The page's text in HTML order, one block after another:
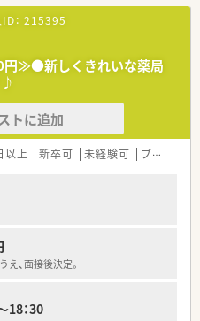
いて】
緒に薬局を創り上げていく仲間を
想いをお持ちの方を心よりお待
、未経験やブランクのある方も歓
からの処方箋を中心とした調剤
、薬歴の管理なども担当していた
ながら、在宅医療にも関わってい
切にしながら、専門性を高めてい
： 215395
円≫●新しくきれいな薬局
♪
トに追加
以上 新卒可 未経験可 ブランク可
、面接後決定。
18：30